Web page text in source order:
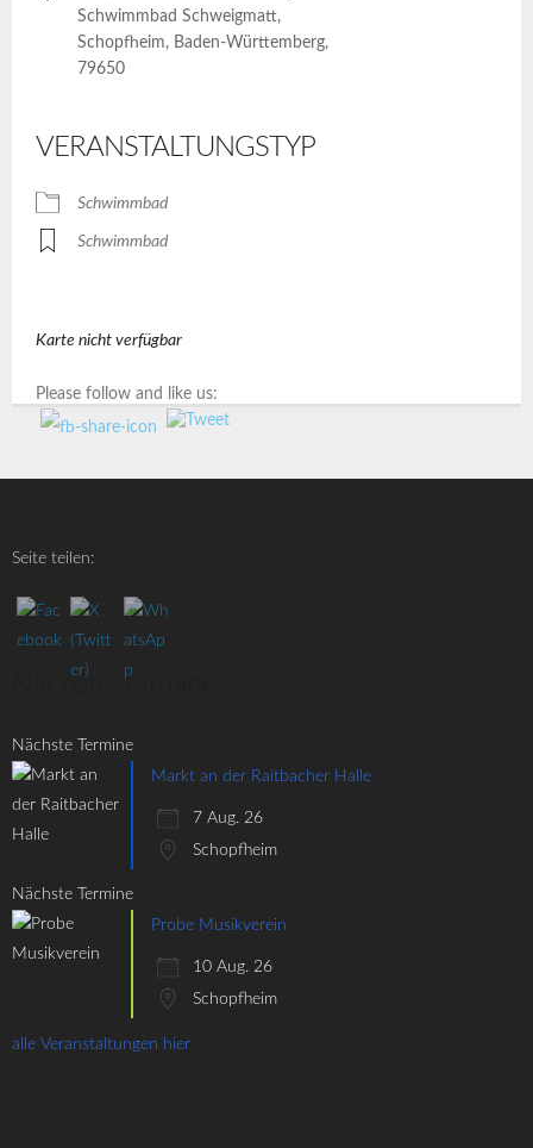
Schwimmbad Schweigmatt,
Schopfheim, Baden-Württemberg,
79650
VERANSTALTUNGSTYP
Schwimmbad
Schwimmbad
Karte nicht verfügbar
Please follow and like us:
Seite teilen:
Nächste Termine
Nächste Termine
Markt an der Raitbacher Halle
7 Aug. 26
Schopfheim
Nächste Termine
Probe Musikverein
10 Aug. 26
Schopfheim
alle Veranstaltungen hier